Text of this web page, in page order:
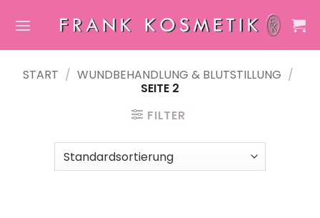
Inhalt
START / WUNDBEHANDLUNG & BLUTSTILLUNG /
SEITE 2
FILTER